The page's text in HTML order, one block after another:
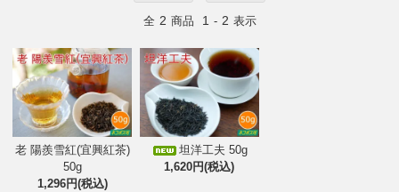
全 2 商品 1 - 2 表示
老 陽羨雪紅(宜興紅茶)
50g
1,296円(税込)
坦洋工夫 50g
1,620円(税込)